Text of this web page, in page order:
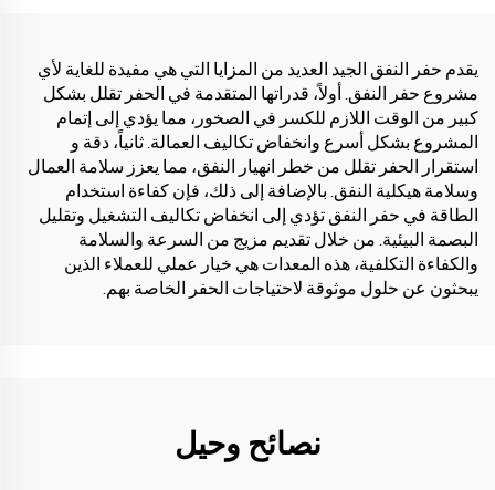
يقدم حفر النفق الجيد العديد من المزايا التي هي مفيدة للغاية لأي
مشروع حفر النفق. أولاً، قدراتها المتقدمة في الحفر تقلل بشكل
كبير من الوقت اللازم للكسر في الصخور، مما يؤدي إلى إتمام
المشروع بشكل أسرع وانخفاض تكاليف العمالة. ثانياً، دقة و
استقرار الحفر تقلل من خطر انهيار النفق، مما يعزز سلامة العمال
وسلامة هيكلية النفق. بالإضافة إلى ذلك، فإن كفاءة استخدام
الطاقة في حفر النفق تؤدي إلى انخفاض تكاليف التشغيل وتقليل
البصمة البيئية. من خلال تقديم مزيج من السرعة والسلامة
والكفاءة التكلفية، هذه المعدات هي خيار عملي للعملاء الذين
يبحثون عن حلول موثوقة لاحتياجات الحفر الخاصة بهم.
نصائح وحيل